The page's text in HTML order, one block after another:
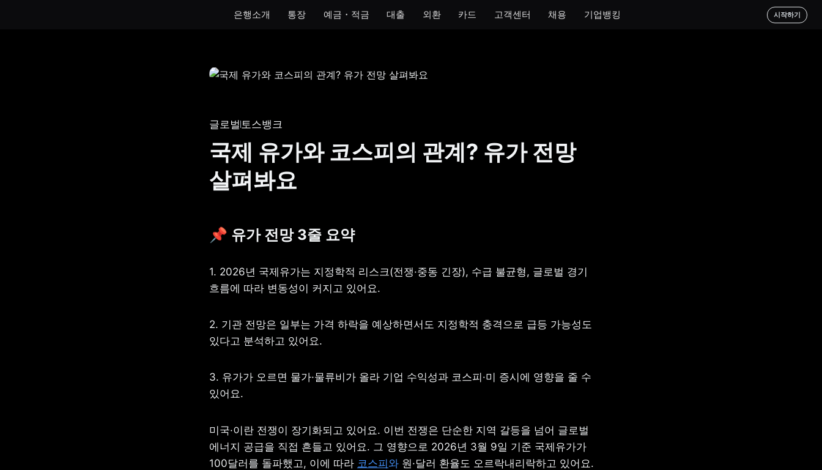
은행소개 통장 예금・적금 대출 외환 카드 고객센터 채용 기업뱅킹 시작하기
토스뱅크 통장
게임 저금통
생계비보호 통장
모임 통장아이 통장 개인사업자 통장
글로벌 토스뱅크
국제 유가와 코스피의 관계? 유가 전망
살펴봐요
📌 유가 전망 3줄 요약
1. 2026년 국제유가는 지정학적 리스크(전쟁·중동 긴장), 수급 불균형, 글로벌 경기
흐름에 따라 변동성이 커지고 있어요.
2. 기관 전망은 일부는 가격 하락을 예상하면서도 지정학적 충격으로 급등 가능성도
있다고 분석하고 있어요.
3. 유가가 오르면 물가·물류비가 올라 기업 수익성과 코스피·미 증시에 영향을 줄 수
있어요.
미국·이란 전쟁이 장기화되고 있어요. 이번 전쟁은 단순한 지역 갈등을 넘어 글로벌
에너지 공급을 직접 흔들고 있어요. 그 영향으로 2026년 3월 9일 기준 국제유가가
100달러를 돌파했고, 이에 따라 코스피와 원·달러 환율도 오르락내리락하고 있어요.